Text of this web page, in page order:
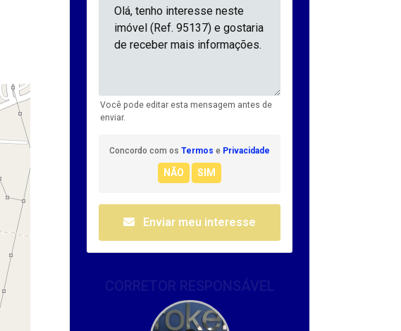
Você pode editar esta mensagem antes de
enviar.
Concordo com os Termos e Privacidade
Enviar meu interesse